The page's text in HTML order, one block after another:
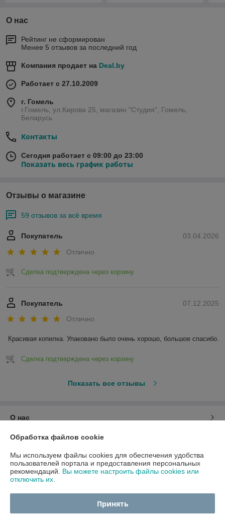
О нас
Рейтинг не сформирован
Менее 5 отзывов за последний год
Компания продает на Deal.by
Работает с 27.10.2009
г. Гомель
г.Гомель, ул.Кирова 25, магазин "Студия", Гомель,
Беларусь
Контакты
Сегодня работает с 09:00 до 23:00
Показать весь график работы
Отзывы о магазине
59 отзывов за всё время
03.04.2026
Покупатель
Отлично
Сделка подтверждена через корзину
07.12.2025
Покупатель
Отлично
Красивая копилка. Упаковано было очень хорошо, большое спасибо.
Сделка подтверждена через корзину
Показать все отзывы
О нас
Контакты
Доставка и оплата
Полная версия сайта
Обработка файлов cookie
Мы используем файлы cookies для обеспечения удобства
пользователей портала и предоставления персональных
рекомендаций. Вы можете настроить файлы cookies или
отключить их.
Принять